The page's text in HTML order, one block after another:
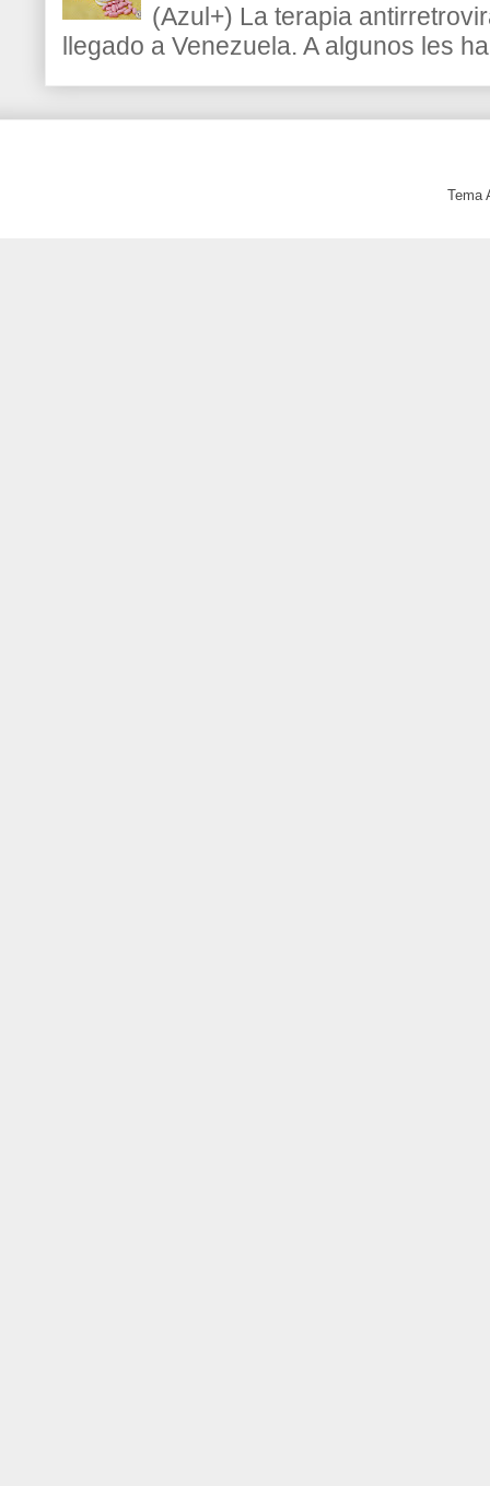
(Azul+) La terapia
llegado a Venezuela. A algunos les
Tema